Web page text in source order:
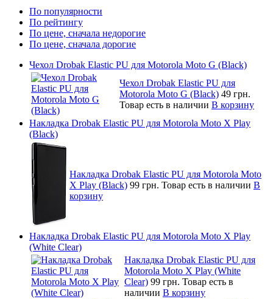
По популярности
По рейтингу
По цене, сначала недорогие
По цене, сначала дорогие
Чехол Drobak Elastic PU для Motorola Moto G (Black)
Чехол Drobak Elastic PU для
Motorola Moto G (Black) 49 грн.
Товар есть в наличии В корзину
Накладка Drobak Elastic PU для Motorola Moto X Play
(Black)
Накладка Drobak Elastic PU для Motorola Moto
X Play (Black) 99 грн. Товар есть в наличии В
корзину
Накладка Drobak Elastic PU для Motorola Moto X Play
(White Clear)
Накладка Drobak Elastic PU для
Motorola Moto X Play (White
Clear) 99 грн. Товар есть в
наличии В корзину